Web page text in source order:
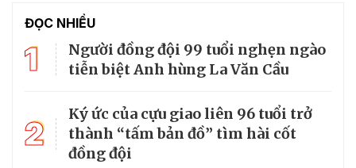
ĐỌC NHIỀU
1
Người đồng đội 99 tuổi nghẹn ngào
tiễn biệt Anh hùng La Văn Cầu
2
Ký ức của cựu giao liên 96 tuổi trở
thành “tấm bản đồ” tìm hài cốt
đồng đội